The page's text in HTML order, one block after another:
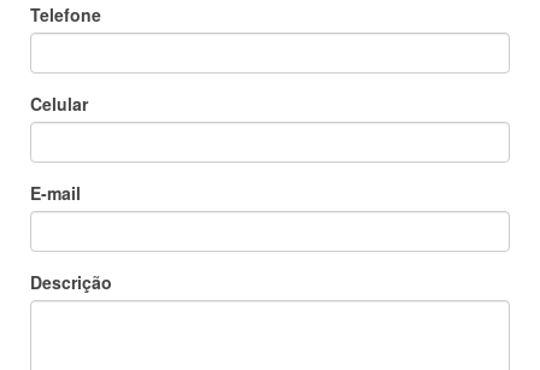
Telefone
Celular
E-mail
Descrição